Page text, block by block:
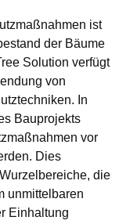
ist
der Bäume
Solution verfügt
von
In
Bauprojekts
vor
Dies
die
unmittelbaren
Einhaltung